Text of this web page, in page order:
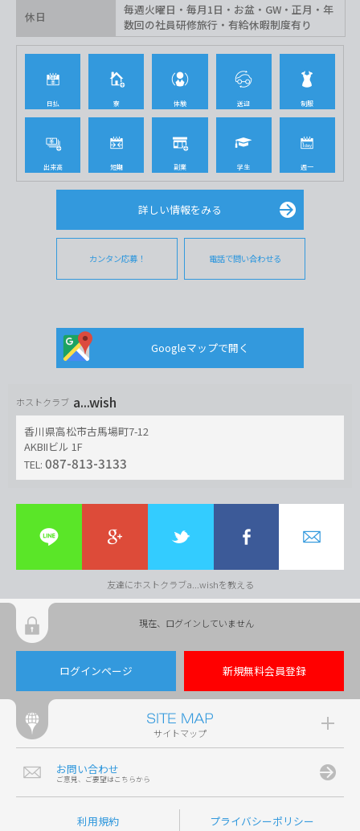
休日
毎週火曜日・毎月1日・お盆・GW・正月・年
数回の社員研修旅行・有給休暇制度有り
日払 寮 体験 送迎 制服
出来高 短期 副業 学生 週一
詳しい情報をみる
カンタン応募！ 電話で問い合わせる
Googleマップで開く
ホストクラブ a...wish
香川県高松市古馬場町7-12
AKBIIビル 1F
TEL: 087-813-3133
友達にホストクラブa...wishを教える
現在、ログインしていません
ログインページ 新規無料会員登録
サイトマップ
お問い合わせ
ご意見、ご要望はこちらから
利用規約 プライバシーポリシー